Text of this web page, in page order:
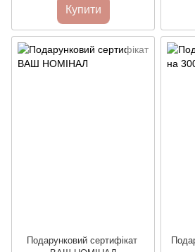
Купити
Подарунковий сертифікат